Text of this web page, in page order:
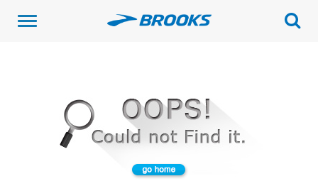
Toggle